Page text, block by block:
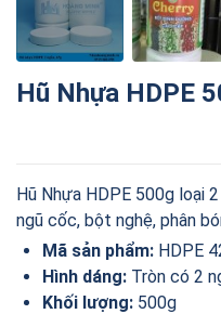
Hũ Nhựa HDPE
Hũ Nhựa HDPE 500g loại
ngũ cốc, bột nghệ, phân
Mã sản phẩm: HDPE
Hình dáng: Tròn có 2
Khối lượng: 500g